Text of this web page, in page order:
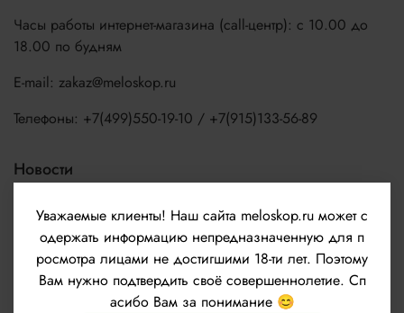
Часы работы интернет-магазина (call-центр): с 10.00 до
18.00 по будням
E-mail: zakaz@meloskop.ru
Телефоны: +7(499)550-19-10 / +7(915)133-56-89
Новости
Уважаемые клиенты! Наш сайта meloskop.ru может с
одержать информацию непредназначенную для п
росмотра лицами не достигшими 18-ти лет. Поэтому
Вам нужно подтвердить своё совершеннолетие. Сп
асибо Вам за понимание 😊